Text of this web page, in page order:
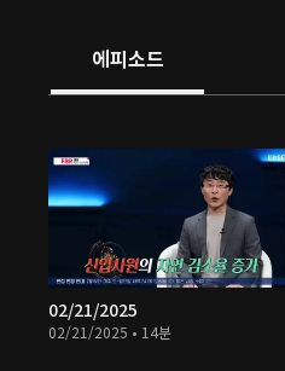
에피소드
02/21/2025
02/21/2025 • 14분